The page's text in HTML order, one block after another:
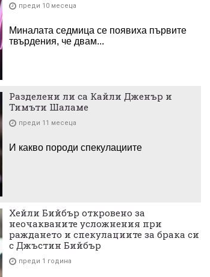
преди 10 месеца
Миналата седмица се появиха първите
твърдения, че двам...
Разделени ли са Кайли Дженър и
Тимъти Шаламе
преди 11 месеца
И какво породи спекулациите
Хейли Бийбър откровено за
неочакваните усложнения при
раждането и спекулациите за брака си
с Джъстин Бийбър
преди 1 година